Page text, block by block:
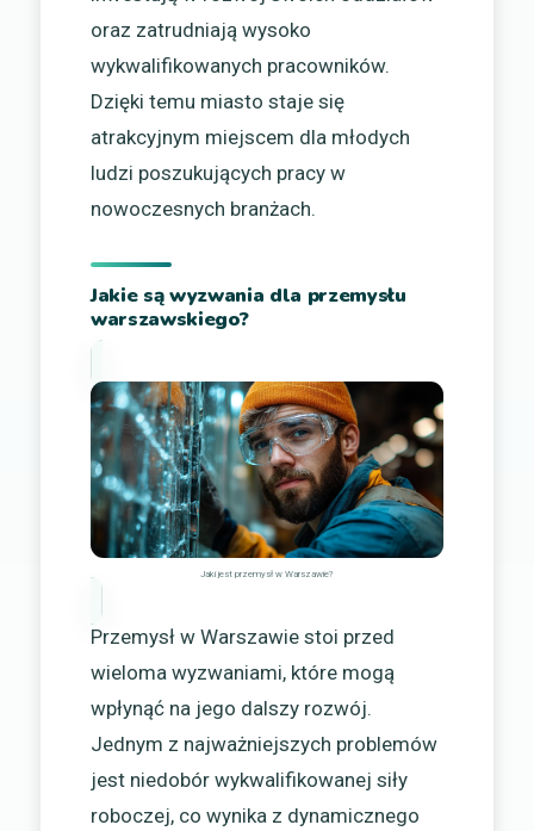
oraz zatrudniają wysoko
wykwalifikowanych pracowników.
Dzięki temu miasto staje się
atrakcyjnym miejscem dla młodych
ludzi poszukujących pracy w
nowoczesnych branżach.
Jakie są wyzwania dla przemysłu
warszawskiego?
Jaki jest przemysł w Warszawie?
Przemysł w Warszawie stoi przed
wieloma wyzwaniami, które mogą
wpłynąć na jego dalszy rozwój.
Jednym z najważniejszych problemów
jest niedobór wykwalifikowanej siły
roboczej, co wynika z dynamicznego